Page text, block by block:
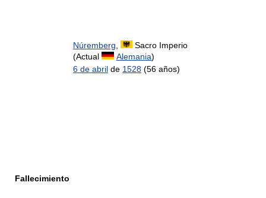
Núremberg
Sacro Imperio
(Actual
Alemania)
Fallecimiento
6 de abril de 1528 (56 años)